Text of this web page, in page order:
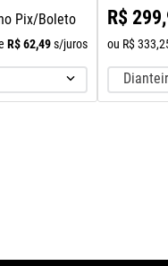
Pix/Boleto
R$ 62,49 s/juros
R$ 299,
ou R$333,